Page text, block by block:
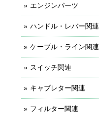
エンジンパーツ
ハンドル・レバー関連
ケーブル・ライン関連
スイッチ関連
キャブレター関連
フィルター関連